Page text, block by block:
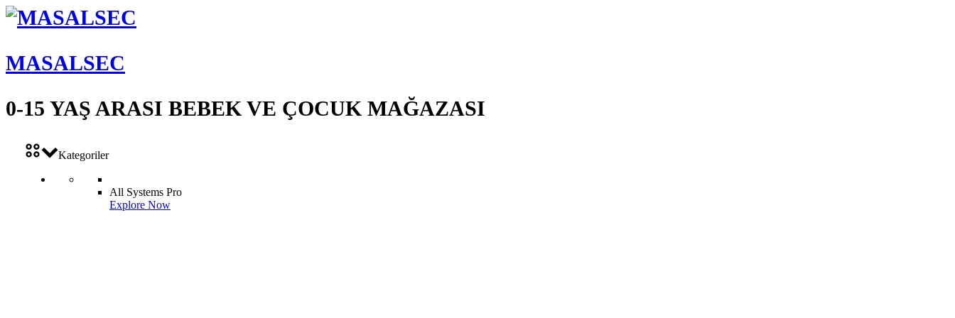
MASALSEC
0-15 YAŞ ARASI BEBEK VE ÇOCUK MAĞAZASI
Kategoriler
All Systems Pro
Explore Now